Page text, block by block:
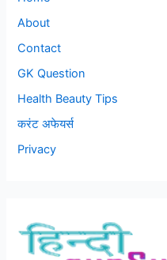
About
Contact
GK Question
Health Beauty Tips
करंट अफेयर्स
Privacy